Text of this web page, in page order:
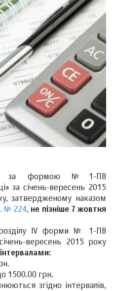
за формою №1-ПВ
за січень-вересень 2015
затвердженому наказом
№ 224, не пізніше 7 жовтня
розділу ІV форми № 1-ПВ
вересень 2015 року
1500.00 грн.
згідно інтервалів,